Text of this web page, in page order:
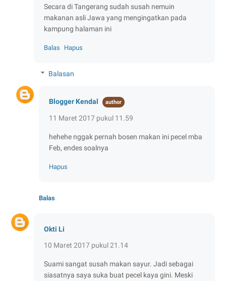
Secara di Tangerang sudah susah nemuin
makanan asli Jawa yang mengingatkan pada
kampung halaman ini
Balas Hapus
Balasan
Blogger Kendal
11 Maret 2017 pukul 11.59
hehehe nggak pernah bosen makan ini pecel mba
Feb, endes soalnya
Hapus
Balas
Okti Li
10 Maret 2017 pukul 21.14
Suami sangat susah makan sayur. Jadi sebagai
siasatnya saya suka buat pecel kaya gini. Meski